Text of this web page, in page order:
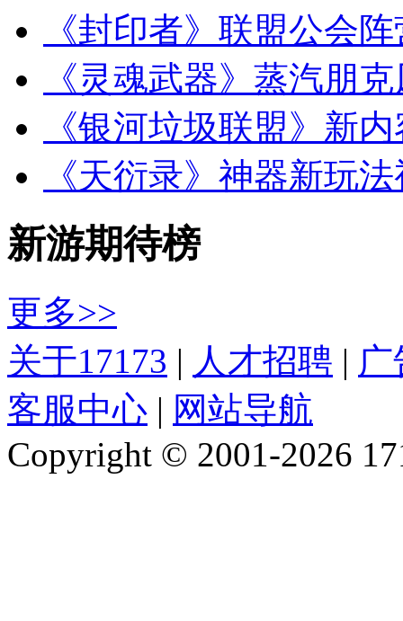
《封印者》联盟公会
《灵魂武器》蒸汽朋
《银河垃圾联盟》新
《天衍录》神器新玩
新游期待榜
更多>>
关于17173 | 人才招聘 |
客服中心 | 网站导航
Copyright © 2001-2026